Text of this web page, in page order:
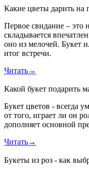
Какие цветы дарить на
Первое свидание – это
складывается
оно из мелочей. Букет
итог встречи.
Читать→
Какой букет подарить
Букет цветов - всегда
от того, играет ли он
дополняет основной
Читать→
Букеты из роз - как